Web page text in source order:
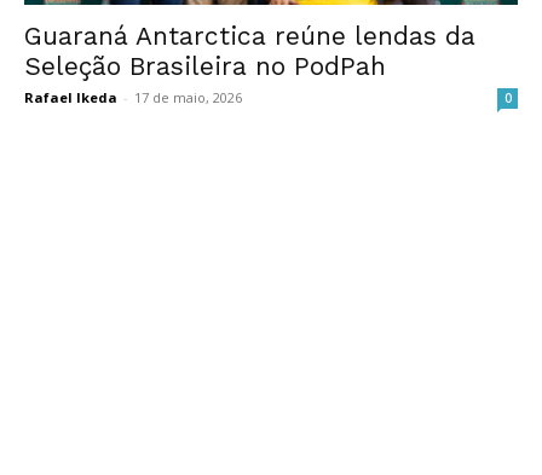
Guaraná Antarctica reúne lendas da
Seleção Brasileira no PodPah
Rafael Ikeda - 17 de maio, 2026 0